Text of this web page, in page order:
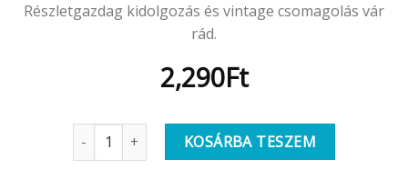
Részletgazdag kidolgozás és vintage csomagolás vár
rád.
2,290Ft
Egértanya Minik | Faklumpák | Babaház kiegészítő
KOSÁRBA TESZEM